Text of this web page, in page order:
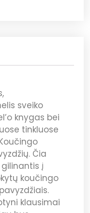
sveiko
knygas bei
tinkluose
Čia
į
koučingo
klausimai